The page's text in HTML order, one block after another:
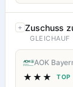
Zuschuss
GLEICHAUF
AOK
★★★ TOP